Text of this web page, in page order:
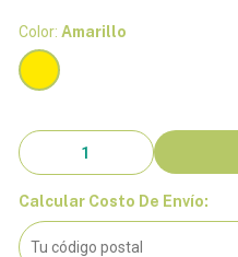
Color: Amarillo
Calcular Costo De Envío: